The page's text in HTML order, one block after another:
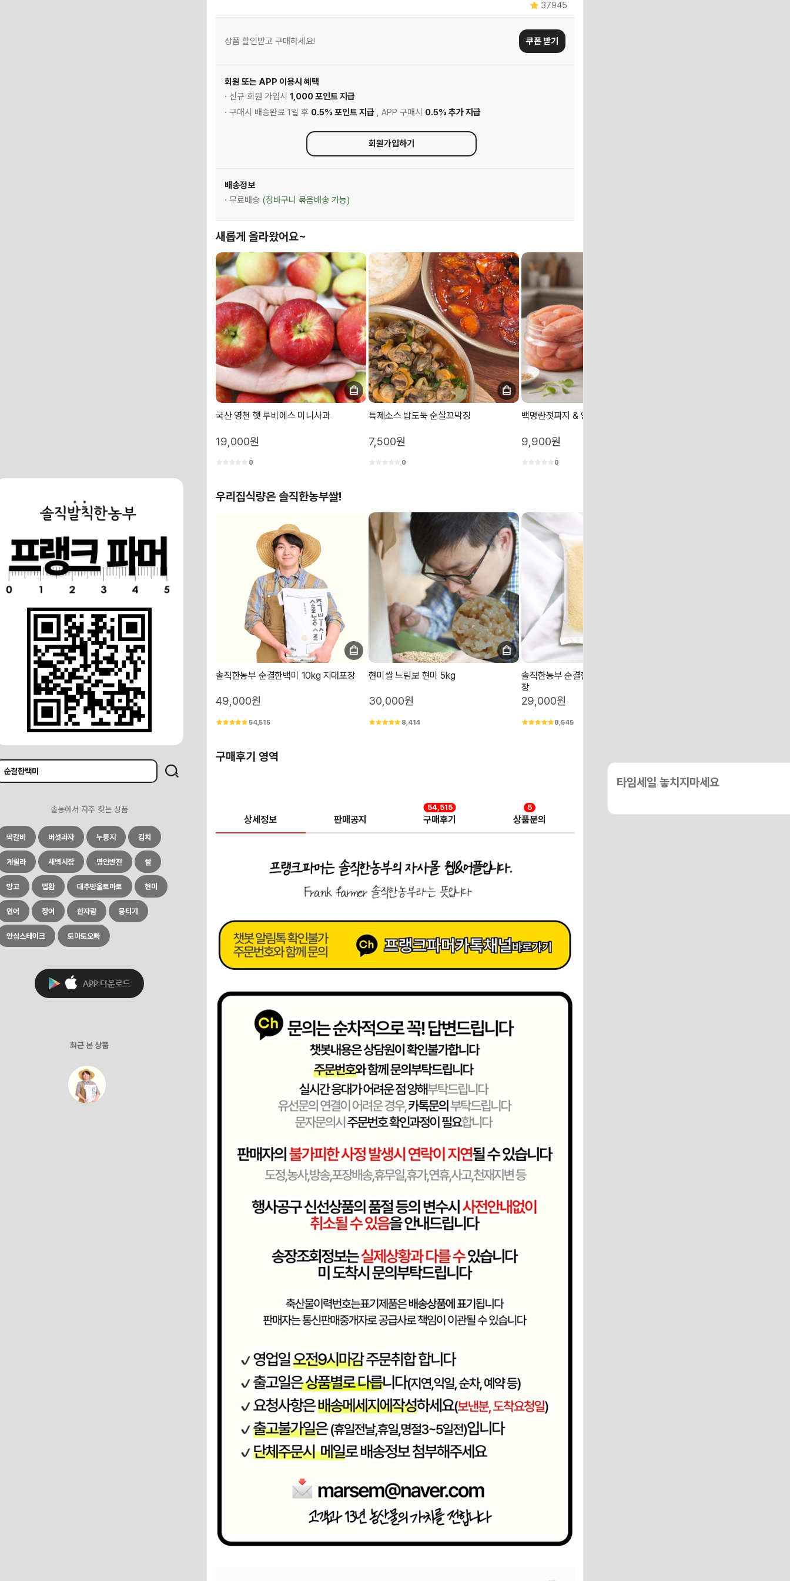
솔농에서 자주 찾는 상품
떡갈비 버섯과자 누룽지 김치
게릴라 새벽시장 명인반찬 쌀
망고 법환 대추방울토마토 현미
연어 장어 한자람 뭉티기
안심스테이크 토마토오빠
최근 본 상품
타임세일 놓치지마세요
37945
상품 할인받고 구매하세요! 쿠폰 받기
회원 또는 APP 이용시 혜택
· 신규 회원 가입시 1,000 포인트 지급
· 구매시 배송완료 1일 후 0.5% 포인트 지급 , APP 구매시 0.5% 추가 지급
회원가입하기
배송정보
· 무료배송 (장바구니 묶음배송 가능)
새롭게 올라왔어요~
국산 영천 햇 루비에스 미니사과
19,000원
0
특제소스 밥도둑 순살꼬막징
7,500원
0
백명란젓파지 & 양념명란젓파지
9,900원
0
우리집식량은 솔직한농부쌀!
솔직한농부 순결한백미 10kg 지대포장
49,000원
54,515
현미쌀 느림보 현미 5kg
30,000원
8,414
솔직한농부 순결한백미 쌀 5kg 지퍼백포
장
29,000원
8,545
구매후기 영역
상세정보 판매공지 구매후기
54,515
상품문의
5